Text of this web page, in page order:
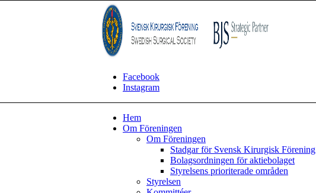
Facebook
Instagram
Hem
Om Föreningen
Om Föreningen
Stadgar för Svensk Kirurgisk Förening
Bolagsordningen för aktiebolaget
Styrelsens prioriterade områden
Styrelsen